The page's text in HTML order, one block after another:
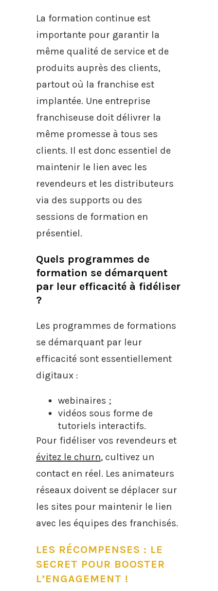
La formation continue est
importante pour garantir la
même qualité de service et de
produits auprès des clients,
partout où la franchise est
implantée. Une entreprise
franchiseuse doit délivrer la
même promesse à tous ses
clients. Il est donc essentiel de
maintenir le lien avec les
revendeurs et les distributeurs
via des supports ou des
sessions de formation en
présentiel.
Quels programmes de
formation se démarquent
par leur efficacité à fidéliser
?
Les programmes de formations
se démarquant par leur
efficacité sont essentiellement
digitaux :
webinaires ;
vidéos sous forme de
tutoriels interactifs.
Pour fidéliser vos revendeurs et
évitez le churn, cultivez un
contact en réel. Les animateurs
réseaux doivent se déplacer sur
les sites pour maintenir le lien
avec les équipes des franchisés.
LES RÉCOMPENSES : LE
SECRET POUR BOOSTER
L’ENGAGEMENT !